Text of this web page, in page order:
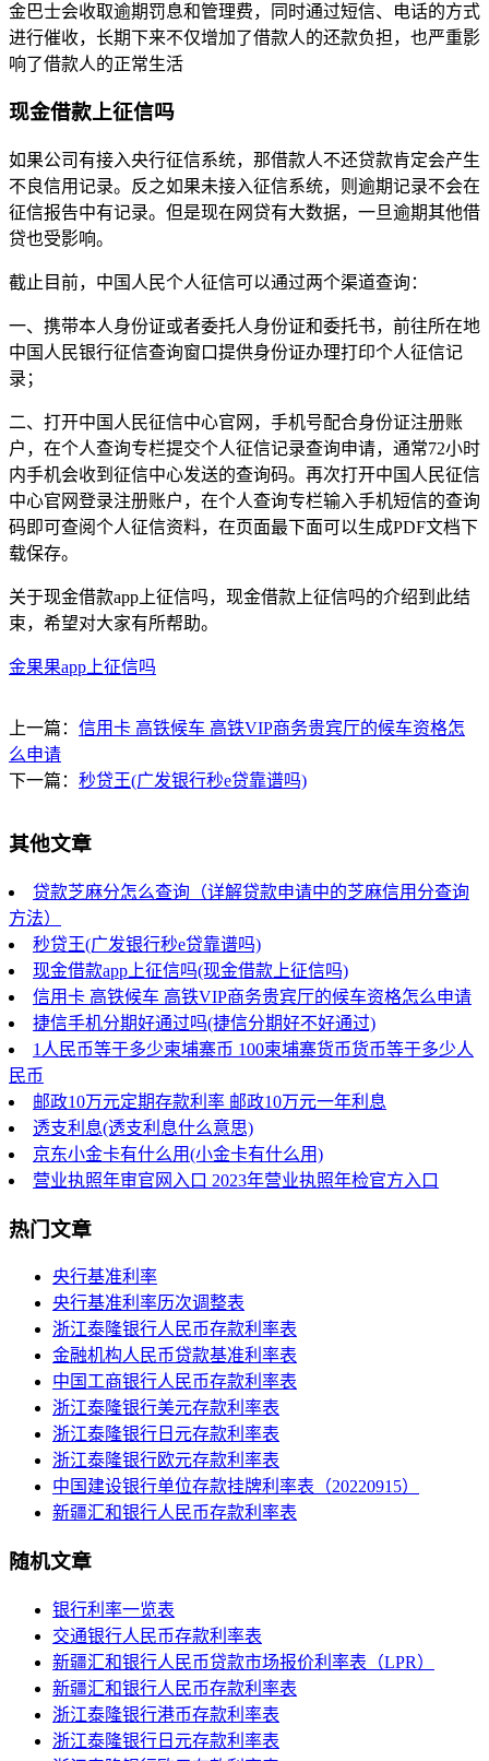
金巴士会收取逾期罚息和管理费，同时通过短信、电话的方式
进行催收，长期下来不仅增加了借款人的还款负担，也严重影
响了借款人的正常生活
现金借款上征信吗
如果公司有接入央行征信系统，那借款人不还贷款肯定会产生
不良信用记录。反之如果未接入征信系统，则逾期记录不会在
征信报告中有记录。但是现在网贷有大数据，一旦逾期其他借
贷也受影响。
截止目前，中国人民个人征信可以通过两个渠道查询：
一、携带本人身份证或者委托人身份证和委托书，前往所在地
中国人民银行征信查询窗口提供身份证办理打印个人征信记
录；
二、打开中国人民征信中心官网，手机号配合身份证注册账
户，在个人查询专栏提交个人征信记录查询申请，通常72小时
内手机会收到征信中心发送的查询码。再次打开中国人民征信
中心官网登录注册账户，在个人查询专栏输入手机短信的查询
码即可查阅个人征信资料，在页面最下面可以生成PDF文档下
载保存。
关于现金借款app上征信吗，现金借款上征信吗的介绍到此结
束，希望对大家有所帮助。
金果果app上征信吗
上一篇： 信用卡 高铁候车 高铁VIP商务贵宾厅的候车资格怎
么申请
下一篇： 秒贷王(广发银行秒e贷靠谱吗)
其他文章
贷款芝麻分怎么查询（详解贷款申请中的芝麻信用分查询
方法）
秒贷王(广发银行秒e贷靠谱吗)
现金借款app上征信吗(现金借款上征信吗)
信用卡 高铁候车 高铁VIP商务贵宾厅的候车资格怎么申请
捷信手机分期好通过吗(捷信分期好不好通过)
1人民币等于多少柬埔寨币 100柬埔寨货币货币等于多少人
民币
邮政10万元定期存款利率 邮政10万元一年利息
透支利息(透支利息什么意思)
京东小金卡有什么用(小金卡有什么用)
营业执照年审官网入口 2023年营业执照年检官方入口
热门文章
央行基准利率
央行基准利率历次调整表
浙江泰隆银行人民币存款利率表
金融机构人民币贷款基准利率表
中国工商银行人民币存款利率表
浙江泰隆银行美元存款利率表
浙江泰隆银行日元存款利率表
浙江泰隆银行欧元存款利率表
中国建设银行单位存款挂牌利率表（20220915）
新疆汇和银行人民币存款利率表
随机文章
银行利率一览表
交通银行人民币存款利率表
新疆汇和银行人民币贷款市场报价利率表（LPR）
新疆汇和银行人民币存款利率表
浙江泰隆银行港币存款利率表
浙江泰隆银行日元存款利率表